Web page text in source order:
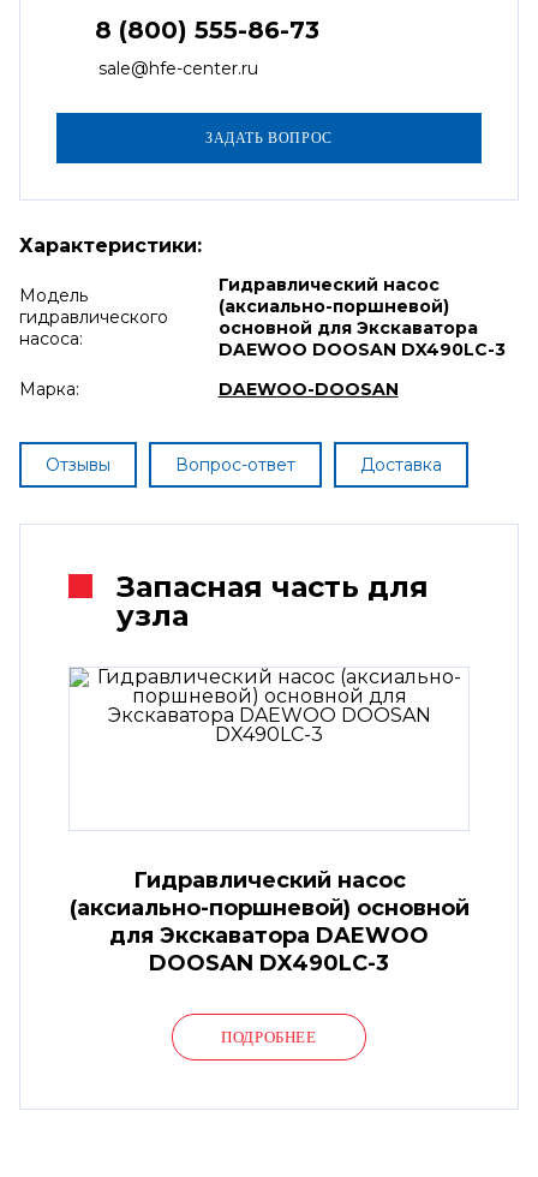
8 (800) 555-86-73
sale@hfe-center.ru
Характеристики:
Модель
гидравлического
насоса:
Гидравлический насос
(аксиально-поршневой)
основной для Экскаватора
DAEWOO DOOSAN DX490LC-3
Марка:
DAEWOO-DOOSAN
Отзывы Вопрос-ответ Доставка
Запасная часть для
узла
Гидравлический насос
(аксиально-поршневой) основной
для Экскаватора DAEWOO
DOOSAN DX490LC-3
ПОДРОБНЕЕ